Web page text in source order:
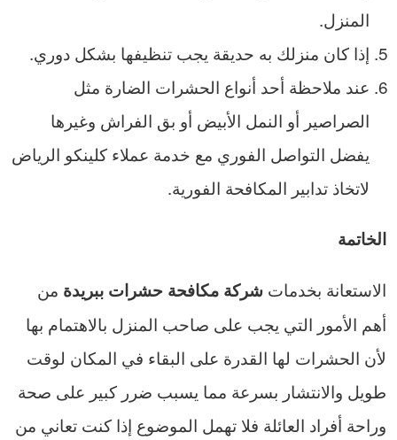
المنزل.
إذا كان منزلك به حديقة يجب تنظيفها بشكل دوري.
عند ملاحظة أحد أنواع الحشرات الضارة مثل
الصراصير أو النمل الأبيض أو بق الفراش وغيرها
يفضل التواصل الفوري مع خدمة عملاء كلينكو الرياض
لاتخاذ تدابير المكافحة الفورية.
الخاتمة
الاستعانة بخدمات شركة مكافحة حشرات ببريدة من
أهم الأمور التي يجب على صاحب المنزل بالاهتمام بها
لأن الحشرات لها القدرة على البقاء في المكان لوقت
طويل والانتشار بسرعة مما يسبب ضرر كبير على صحة
وراحة أفراد العائلة فلا تهمل الموضوع إذا كنت تعاني من